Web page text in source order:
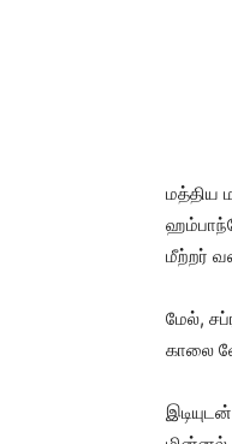
மத்திய
மீற்றர்
மேல்,
காலை